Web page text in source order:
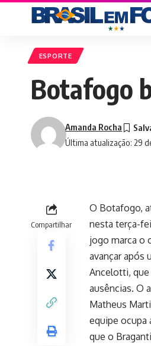
ESPORTE
Botafogo
Última atualização: 29
Amanda Rocha
Compartilhar
O Botafogo,
nesta terça-
jogo marca o
avançar após
Ancelotti, que
ausências. O
Matheus
equipe ocupa
que o